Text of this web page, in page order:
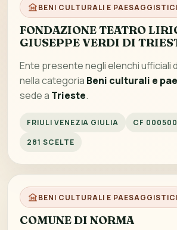
BENI CULTURALI E PAESAGGISTICI
FONDAZIONE TEATRO
GIUSEPPE VERDI DI
Ente presente negli elenchi ufficiali
nella categoria Beni culturali e
sede a Trieste.
FRIULI VENEZIA GIULIA
CF
281 SCELTE
BENI CULTURALI E PAESAGGISTICI
COMUNE DI NORMA